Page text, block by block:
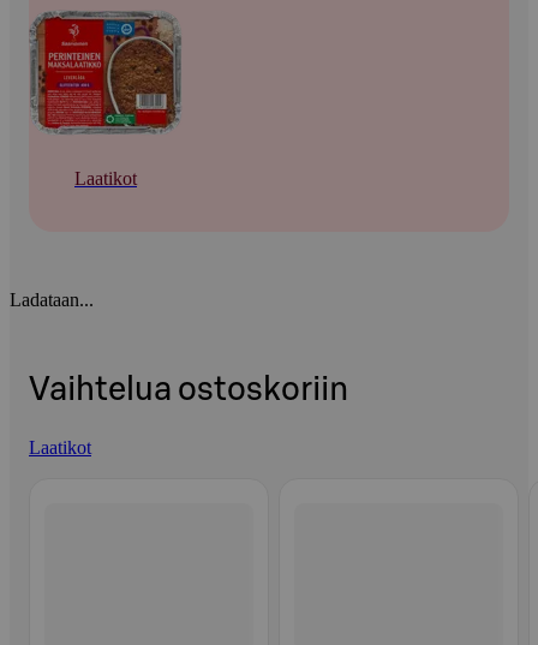
Laatikot
Ladataan...
Vaihtelua ostoskoriin
Laatikot